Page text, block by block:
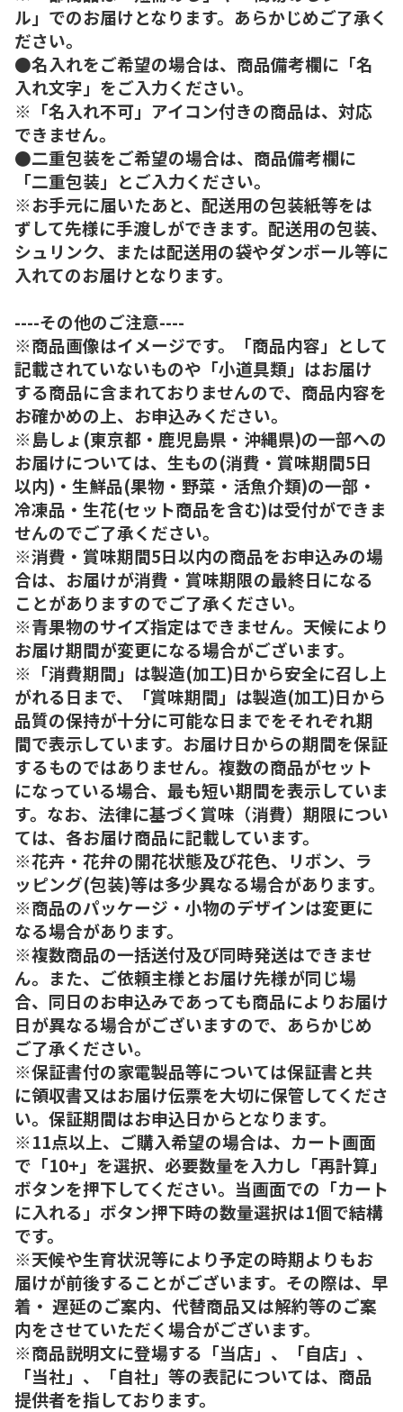
ル」でのお届けとなります。あらかじめご了承く
ださい。
●名入れをご希望の場合は、商品備考欄に「名
入れ文字」をご入力ください。
※「名入れ不可」アイコン付きの商品は、対応
できません。
●二重包装をご希望の場合は、商品備考欄に
「二重包装」とご入力ください。
※お手元に届いたあと、配送用の包装紙等をは
ずして先様に手渡しができます。配送用の包装、
シュリンク、または配送用の袋やダンボール等に
入れてのお届けとなります。
----その他のご注意----
※商品画像はイメージです。「商品内容」として
記載されていないものや「小道具類」はお届け
する商品に含まれておりませんので、商品内容を
お確かめの上、お申込みください。
※島しょ(東京都・鹿児島県・沖縄県)の一部への
お届けについては、生もの(消費・賞味期間5日
以内)・生鮮品(果物・野菜・活魚介類)の一部・
冷凍品・生花(セット商品を含む)は受付ができま
せんのでご了承ください。
※消費・賞味期間5日以内の商品をお申込みの場
合は、お届けが消費・賞味期限の最終日になる
ことがありますのでご了承ください。
※青果物のサイズ指定はできません。天候により
お届け期間が変更になる場合がございます。
※「消費期間」は製造(加工)日から安全に召し上
がれる日まで、「賞味期間」は製造(加工)日から
品質の保持が十分に可能な日までをそれぞれ期
間で表示しています。お届け日からの期間を保証
するものではありません。複数の商品がセット
になっている場合、最も短い期間を表示していま
す。なお、法律に基づく賞味（消費）期限につい
ては、各お届け商品に記載しています。
※花卉・花弁の開花状態及び花色、リボン、ラ
ッピング(包装)等は多少異なる場合があります。
※商品のパッケージ・小物のデザインは変更に
なる場合があります。
※複数商品の一括送付及び同時発送はできませ
ん。また、ご依頼主様とお届け先様が同じ場
合、同日のお申込みであっても商品によりお届け
日が異なる場合がございますので、あらかじめ
ご了承ください。
※保証書付の家電製品等については保証書と共
に領収書又はお届け伝票を大切に保管してくださ
い。保証期間はお申込日からとなります。
※11点以上、ご購入希望の場合は、カート画面
で「10+」を選択、必要数量を入力し「再計算」
ボタンを押下してください。当画面での「カート
に入れる」ボタン押下時の数量選択は1個で結構
です。
※天候や生育状況等により予定の時期よりもお
届けが前後することがございます。その際は、早
着・ 遅延のご案内、代替商品又は解約等のご案
内をさせていただく場合がございます。
※商品説明文に登場する「当店」、「自店」、
「当社」、「自社」等の表記については、商品
提供者を指しております。